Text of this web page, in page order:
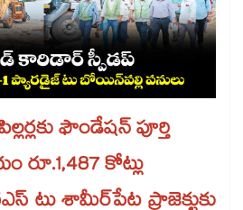
ఫౌండేషన్​ పూర్తి
రూ.1,487 కోట్లు
టు శామీర్​పేట ప్రాజెక్టుకు